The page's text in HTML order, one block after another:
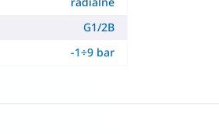
G1/2B
-1÷9 bar